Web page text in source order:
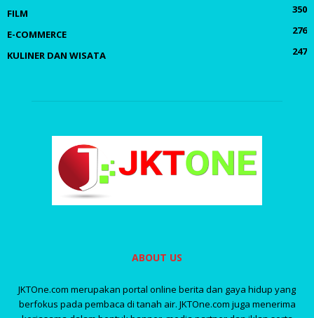
FILM
350
E-COMMERCE
276
KULINER DAN WISATA
247
ABOUT US
JKTOne.com merupakan portal online berita dan gaya hidup yang
berfokus pada pembaca di tanah air. JKTOne.com juga menerima